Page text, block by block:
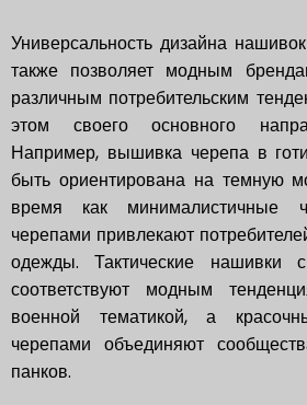
Универсальность дизайна
также позволяет модным
различным потребительским
этом своего основного
Например, вышивка черепа в
быть ориентирована на темную
время как минималистичные
черепами привлекают
одежды. Тактические нашивки
соответствуют модным
военной тематикой, а
черепами объединяют
панков.